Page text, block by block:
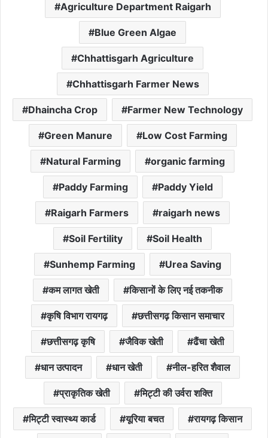
Agriculture Department Raigarh
Blue Green Algae
Chhattisgarh Agriculture
Chhattisgarh Farmer News
Dhaincha Crop Farmer New Technology
Green Manure Low Cost Farming
Natural Farming organic farming
Paddy Farming Paddy Yield
Raigarh Farmers raigarh news
Soil Fertility Soil Health
Sunhemp Farming Urea Saving
कम लागत खेती किसानों के लिए नई तकनीक
कृषि विभाग रायगढ़ छत्तीसगढ़ किसान समाचार
छत्तीसगढ़ कृषि जैविक खेती ढैंचा खेती
धान उत्पादन धान खेती नील-हरित शैवाल
प्राकृतिक खेती मिट्टी की उर्वरा शक्ति
मिट्टी स्वास्थ्य कार्ड यूरिया बचत रायगढ़ किसान